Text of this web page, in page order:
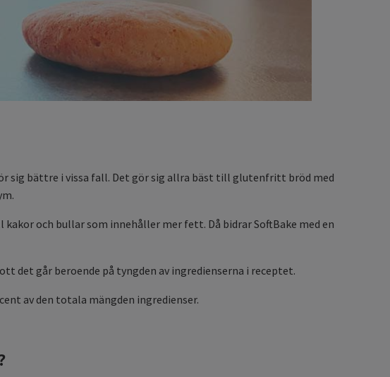
sig bättre i vissa fall. Det gör sig allra bäst till glutenfritt bröd med
och bullar som innehåller mer fett. Då bidrar SoftBake med en
det går beroende på tyngden av ingredienserna i receptet.
av den totala mängden ingredienser.